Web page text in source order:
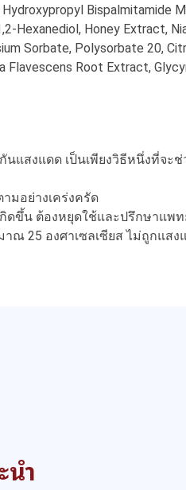
Bispalmitamide
Hexanediol, Honey Extract,
Sorbate, Polysorbate 20,
Flavescens Root Extract,
นแสงแดด เป็นเพียงวิธีหนึ่งที่จะ
มอย่างเคร่งครัด
ดขึ้น ต้องหยุดใช้และปรึกษาแพ
25 องศาเซลเซียส ไม่ถูกแสง
ำ